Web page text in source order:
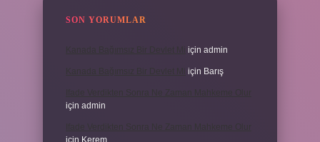
SON YORUMLAR
için admin
için Barış
için admin
için Kerem